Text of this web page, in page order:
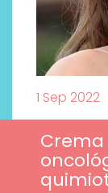
1 Sep 2022